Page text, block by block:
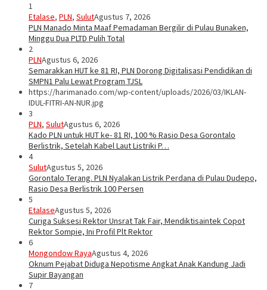
1
Etalase, PLN, SulutAgustus 7, 2026
PLN Manado Minta Maaf Pemadaman Bergilir di Pulau Bunaken,
Minggu Dua PLTD Pulih Total
2
PLNAgustus 6, 2026
Semarakkan HUT ke 81 RI, PLN Dorong Digitalisasi Pendidikan di
SMPN1 Palu Lewat Program TJSL
https://harimanado.com/wp-content/uploads/2026/03/IKLAN-
IDUL-FITRI-AN-NUR.jpg
3
PLN, SulutAgustus 6, 2026
Kado PLN untuk HUT ke- 81 RI, 100 % Rasio Desa Gorontalo
Berlistrik, Setelah Kabel Laut Listriki P…
4
SulutAgustus 5, 2026
Gorontalo Terang. PLN Nyalakan Listrik Perdana di Pulau Dudepo,
Rasio Desa Berlistrik 100 Persen
5
EtalaseAgustus 5, 2026
Curiga Suksesi Rektor Unsrat Tak Fair, Mendiktisaintek Copot
Rektor Sompie, Ini Profil Plt Rektor
6
Mongondow RayaAgustus 4, 2026
Oknum Pejabat Diduga Nepotisme Angkat Anak Kandung Jadi
Supir Bayangan
7